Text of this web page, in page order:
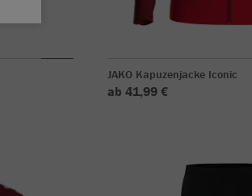
JAKO Kapuzenjacke Iconic
ab 41,99 €